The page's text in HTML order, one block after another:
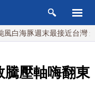
末最接近台灣 最快9日可能
騰壓軸嗨翻東